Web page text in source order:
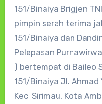
151/Binaiya Brigjen
pimpin serah terima
151/Binaiya dan
Pelepasan
) bertempat di Baileo
151/Binaiya Jl. Ahmad
Kec. Sirimau, Kota